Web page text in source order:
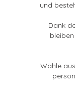
und
Dank
Wähle